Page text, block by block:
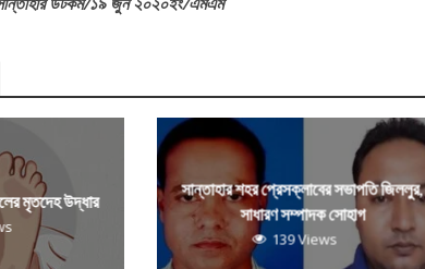
মৃতদেহ উদ্ধার
সান্তাহার শহর প্রেসক্লাবের সভাপতি জিললুর,
সাধারণ সম্পাদক সোহাগ
139 Views